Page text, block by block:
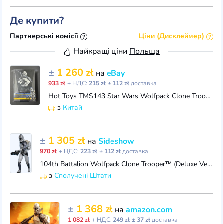
Де купити?
Партнерські комісії Ціни (Дисклеймер)
Найкращі ціни Польща
± 1 260 zł на eBay
933 zł + НДС: 215 zł ± 112 złдоставка
Hot Toys TMS143 Star Wars Wolfpack Clone Trooper Deluxe Version Action Figure
з Китай
± 1 305 zł на Sideshow
970 zł + НДС: 223 zł ± 112 złдоставка
104th Battalion Wolfpack Clone Trooper™ (Deluxe Version) Sixth Scale Figure by Hot Toys (9140662)
з Сполучені Штати
± 1 368 zł на amazon.com
1 082 zł + НДС: 249 zł ± 37 złдоставка